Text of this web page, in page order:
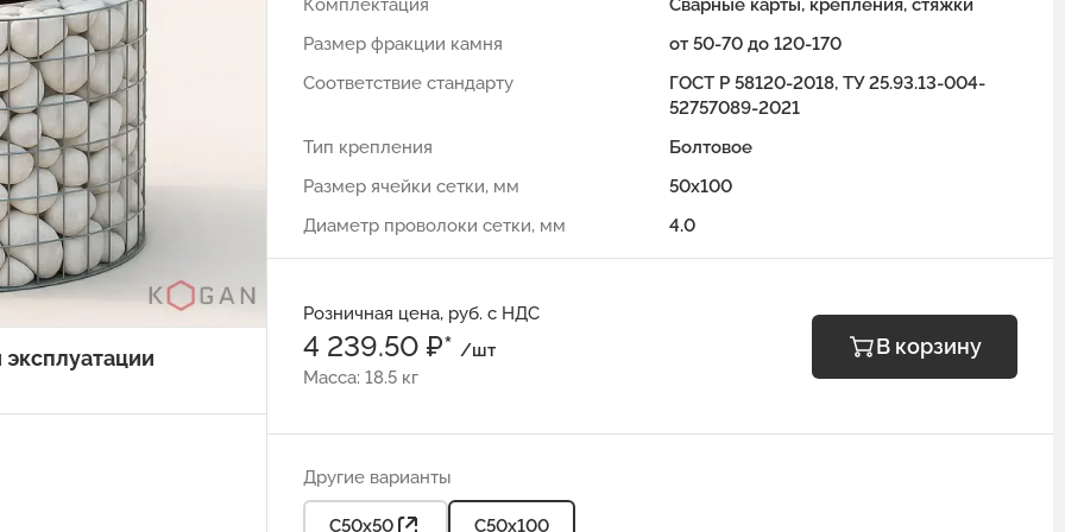
Комплектация
Сварные карты, крепления, стяжки
Размер фракции камня
от 50-70 до 120-170
Соответствие стандарту
ГОСТ Р 58120-2018, ТУ 25.93.13-004-
52757089-2021
Тип крепления
Болтовое
Размер ячейки сетки, мм
50x100
Диаметр проволоки сетки, мм
4.0
Розничная цена, руб. с НДС
4 239.50 ₽* /шт
Масса: 18.5 кг
В корзину
Другие варианты
С50х50 С50х100